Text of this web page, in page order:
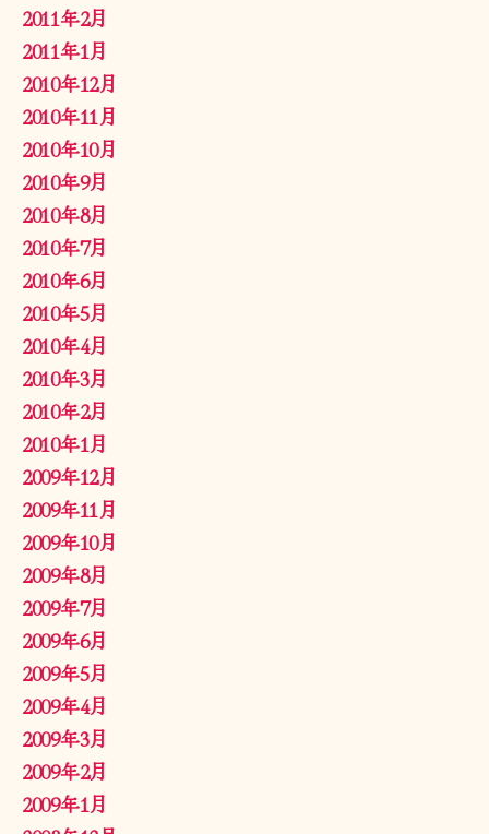
2011年2月
2011年1月
2010年12月
2010年11月
2010年10月
2010年9月
2010年8月
2010年7月
2010年6月
2010年5月
2010年4月
2010年3月
2010年2月
2010年1月
2009年12月
2009年11月
2009年10月
2009年8月
2009年7月
2009年6月
2009年5月
2009年4月
2009年3月
2009年2月
2009年1月